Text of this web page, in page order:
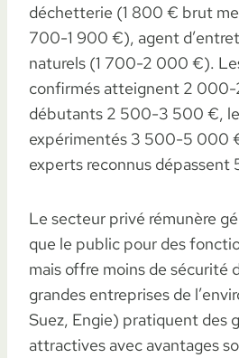
déchetterie (1 800 € brut
700-1 900 €), agent
naturels (1 700-2 000 €).
confirmés atteignent 2 000-
débutants 2 500-3 500 €,
expérimentés 3 500-5 000
experts reconnus
Le secteur privé rémunère
que le public pour des
mais offre moins de sécurité
grandes entreprises de
Suez, Engie) pratiquent des
attractives avec avantages